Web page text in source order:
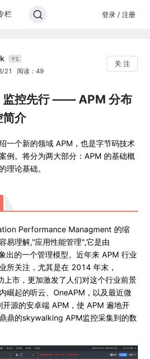
栏 登录 / 注册
V1
21 阅读：49
关 注
监控先行 —— APM 分布
简介
一个新的领域 APM，也是字节码技术
例。将分为两大部分：APM 的基础概
理论基础。
Performance Managment 的缩
易理解,"应用性能管理",它是由
出的一个管理模型。近年来 APM 行业
所关注，尤其是在 2014 年末，
上市，更加激发了人们对这个行业前景
崛起的听云、OneAPM，以及最近微
源的安卓端 APM，使 APM 遍地开
鼎的skywalking APM监控采集到的数